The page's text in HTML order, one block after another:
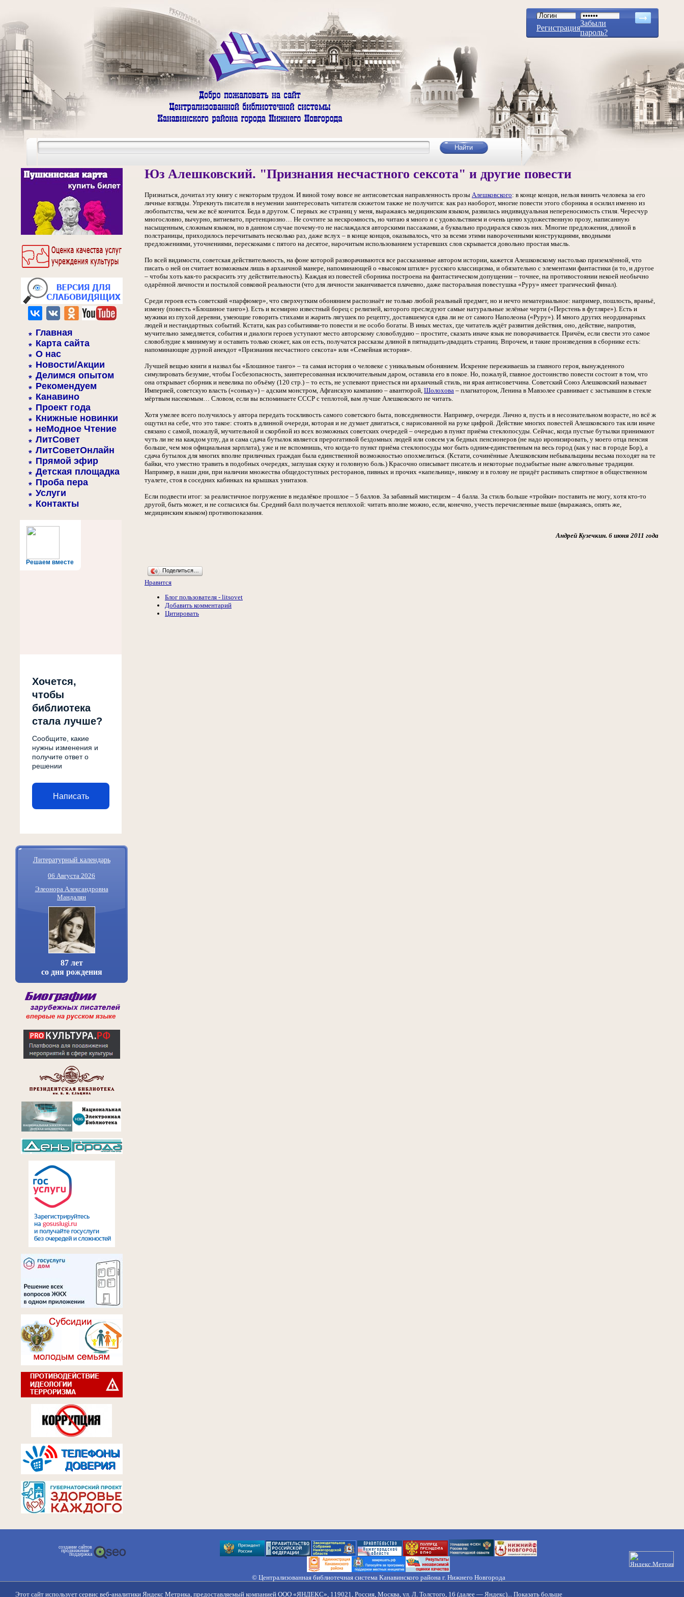
Регистрация
Забыли
пароль?
Главная
Карта сайта
О нас
Новости/Акции
Делимся опытом
Рекомендуем
Канавино
Проект года
Книжные новинки
неМодное Чтение
ЛитСовет
ЛитСоветОнлайн
Прямой эфир
Детская площадка
Проба пера
Услуги
Контакты
Решаем вместе
Хочется,
чтобы
библиотека
стала лучше?
Сообщите, какие
нужны изменения и
получите ответ о
решении
Написать
Литературный календарь
06 Августа 2026
Элеонора Александровна
Мандалян
87 лет
со дня рождения
Юз Алешковский. "Признания несчастного сексота" и другие повести
Признаться, дочитал эту книгу с некоторым трудом. И виной тому вовсе не антисоветская направленность прозы Алешковского: в конце концов, нельзя винить человека за его
личные взгляды. Упрекнуть писателя в неумении заинтересовать читателя сюжетом также не получится: как раз наоборот, многие повести этого сборника я осилил именно из
любопытства, чем же всё кончится. Беда в другом. С первых же страниц у меня, выражаясь медицинским языком, развилась индивидуальная непереносимость стиля. Чересчур
многословно, вычурно, витиевато, претенциозно… Не сочтите за нескромность, но читаю я много и с удовольствием и очень ценю художественную прозу, написанную
насыщенным, сложным языком, но в данном случае почему-то не наслаждался авторскими пассажами, а буквально продирался сквозь них. Многие предложения, длиной в
полстраницы, приходилось перечитывать несколько раз, даже вслух – в конце концов, оказывалось, что за всеми этими навороченными конструкциями, вводными
предложениями, уточнениями, перескоками с пятого на десятое, нарочитым использованием устаревших слов скрывается довольно простая мысль.
По всей видимости, советская действительность, на фоне которой разворачиваются все рассказанные автором истории, кажется Алешковскому настолько приземлённой, что
писать о ней он считает возможным лишь в архаичной манере, напоминающей о «высоком штиле» русского классицизма, и обязательно с элементами фантастики (и то, и другое
– чтобы хоть как-то раскрасить эту действительность). Каждая из повестей сборника построена на фантастическом допущении – точнее, на противостоянии некоей необычно
одарённой личности и постылой совковой реальности (что для личности заканчивается плачевно, даже пасторальная повестушка «Руру» имеет трагический финал).
Среди героев есть советский «парфюмер», что сверхчутким обонянием распознаёт не только любой реальный предмет, но и нечто нематериальное: например, пошлость, враньё,
измену (повесть «Блошиное танго»). Есть и всемирно известный борец с религией, которого преследуют самые натуральные зелёные черти («Перстень в футляре»). Есть и
мужики из глухой деревни, умеющие говорить стихами и жарить лягушек по рецепту, доставшемуся едва ли не от самого Наполеона («Руру»). И много других неординарных
людей и нестандартных событий. Кстати, как раз событиями-то повести и не особо богаты. В иных местах, где читатель ждёт развития действия, оно, действие, напротив,
мучительно замедляется, события и диалоги героев уступают место авторскому словоблудию – простите, сказать иначе язык не поворачивается. Причём, если свести это самое
словоблудие к минимуму и оставить только сюжет, как он есть, получатся рассказы длиной в пятнадцать-двадцать страниц. Впрочем, и такие произведения в сборнике есть:
напоминающие дурной анекдот «Признания несчастного сексота» или «Семейная история».
Лучшей вещью книги я назвал бы «Блошиное танго» – та самая история о человеке с уникальным обонянием. Искренне переживаешь за главного героя, вынужденного
симулировать безумие, чтобы Госбезопасность, заинтересованная исключительным даром, оставила его в покое. Но, пожалуй, главное достоинство повести состоит в том, что
она открывает сборник и невелика по объёму (120 стр.) – то есть, не успевают приесться ни архаичный стиль, ни ярая антисоветчина. Советский Союз Алешковский называет
Империей, советскую власть («соньку») – адским монстром, Афганскую кампанию – авантюрой, Шолохова – плагиатором, Ленина в Мавзолее сравнивает с застывшим в стекле
мёртвым насекомым… Словом, если вы вспоминаете СССР с теплотой, вам лучше Алешковского не читать.
Хотя умелее всего получилось у автора передать тоскливость самого советского быта, повседневности. Например, очереди. Лично я, пусть и в несознательном возрасте, но всё ж
ощутил на себе, что это такое: стоять в длинной очереди, которая и не думает двигаться, с нарисованной на руке цифрой. Действие многих повестей Алешковского так или иначе
связано с самой, пожалуй, мучительной и скорбной из всех возможных советских очередей – очередью в пункт приёма стеклопосуды. Сейчас, когда пустые бутылки принимают
чуть ли не на каждом углу, да и сама сдача бутылок является прерогативой бездомных людей или совсем уж бедных пенсионеров (не надо иронизировать, у моего отца пенсия
больше, чем моя официальная зарплата), уже и не вспомнишь, что когда-то пункт приёма стеклопосуды мог быть одним-единственным на весь город (как у нас в городе Бор), а
сдача бутылок для многих вполне приличных граждан была единственной возможностью опохмелиться. (Кстати, сочинённые Алешковским небывальщины весьма походят на те
байки, что уместно травить в подобных очередях, заглушая скуку и головную боль.) Красочно описывает писатель и некоторые подзабытые ныне алкогольные традиции.
Например, в наши дни, при наличии множества общедоступных ресторанов, пивных и прочих «капельниц», никому и в голову не придёт распивать спиртное в общественном
туалете, стоя в соседних кабинках на крышках унитазов.
Если подвести итог: за реалистичное погружение в недалёкое прошлое – 5 баллов. За забавный мистицизм – 4 балла. За стиль больше «тройки» поставить не могу, хотя кто-то
другой, быть может, и не согласился бы. Средний балл получается неплохой: читать вполне можно, если, конечно, учесть перечисленные выше (выражаясь, опять же,
медицинским языком) противопоказания.
Андрей Кузечкин. 6 июня 2011 года
Поделиться…
Нравится
Блог пользователя - litsovet
Добавить комментарий
Цитировать
создание сайтов
продвижение
поддержка
© Централизованная библиотечная система Канавинского района г. Нижнего Новгорода
Правила обработки персональных данных
Этот сайт использует сервис веб-аналитики Яндекс Метрика, предоставляемый компанией ООО «ЯНДЕКС», 119021, Россия, Москва, ул. Л. Толстого, 16 (далее — Яндекс)... Показать больше